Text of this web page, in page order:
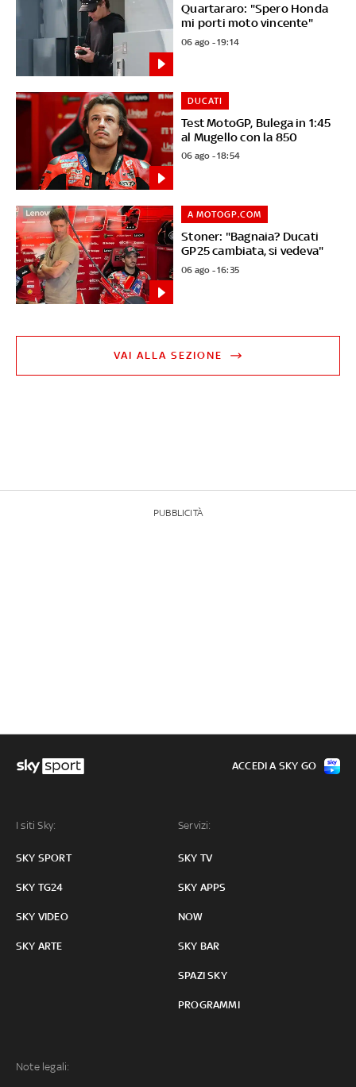
Quartararo: "Spero Honda
mi porti moto vincente"
06 ago - 19:14
Test MotoGP, Bulega in 1:45
al Mugello con la 850
DUCATI
06 ago - 18:54
Stoner: "Bagnaia? Ducati
GP25 cambiata, si vedeva"
A MOTOGP.COM
06 ago - 16:35
VAI ALLA SEZIONE
PUBBLICITÀ
I siti Sky:
SKY SPORT
SKY TG24
SKY VIDEO
SKY ARTE
Servizi:
SKY TV
SKY APPS
NOW
SKY BAR
SPAZI SKY
PROGRAMMI
Note legali:
ACCEDI A SKY GO